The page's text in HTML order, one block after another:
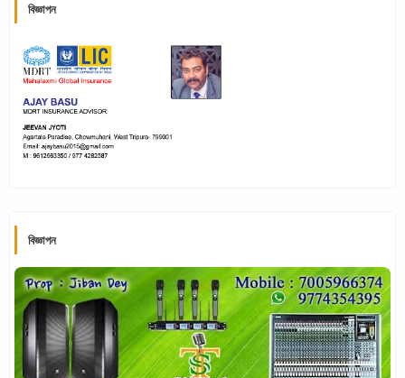
বিজ্ঞাপন
বিজ্ঞাপন